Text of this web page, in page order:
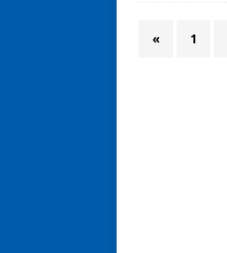
« 1